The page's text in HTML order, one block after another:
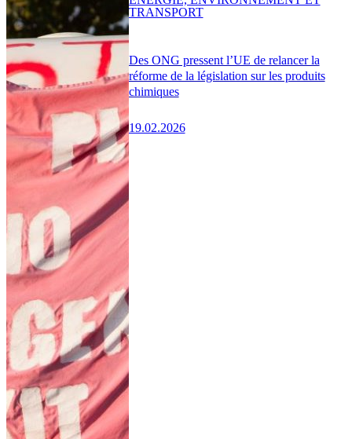
Des ONG pressent l’UE de relancer la
réforme de la législation sur les produits
chimiques
19.02.2026
TRANSPORT